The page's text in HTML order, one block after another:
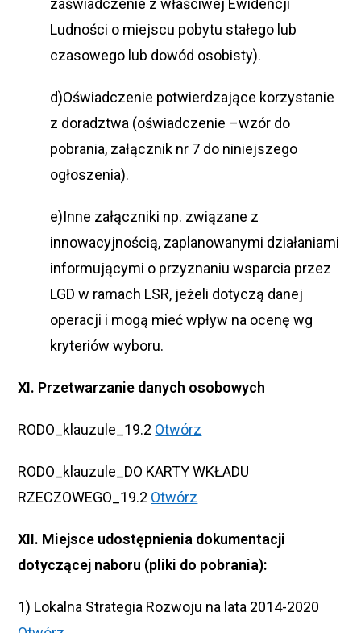
zaświadczenie z właściwej Ewidencji
Ludności o miejscu pobytu stałego lub
czasowego lub dowód osobisty).
d)Oświadczenie potwierdzające korzystanie
z doradztwa (oświadczenie –wzór do
pobrania, załącznik nr 7 do niniejszego
ogłoszenia).
e)Inne załączniki np. związane z
innowacyjnością, zaplanowanymi działaniami
informującymi o przyznaniu wsparcia przez
LGD w ramach LSR, jeżeli dotyczą danej
operacji i mogą mieć wpływ na ocenę wg
kryteriów wyboru.
XI. Przetwarzanie danych osobowych
RODO_klauzule_19.2 Otwórz
RODO_klauzule_DO KARTY WKŁADU
RZECZOWEGO_19.2 Otwórz
XII. Miejsce udostępnienia dokumentacji
dotyczącej naboru (pliki do pobrania):
1) Lokalna Strategia Rozwoju na lata 2014-2020